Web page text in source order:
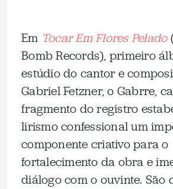
Em Tocar Em Flores Pelado
Bomb Records), primeiro
estúdio do cantor e
Gabriel Fetzner, o Gabrre,
fragmento do registro
lirismo confessional um
componente criativo para o
fortalecimento da obra e
diálogo com o ouvinte. São